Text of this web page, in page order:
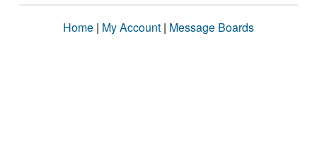
Home | My Account | Message Boards